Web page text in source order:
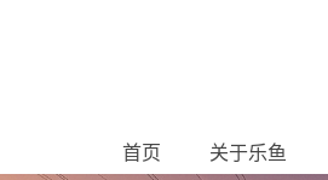
首页 关于乐鱼